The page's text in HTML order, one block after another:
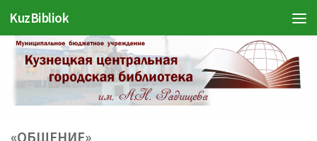
Перейти к содержимому
KuzBibliok
«ОБЩЕНИЕ»